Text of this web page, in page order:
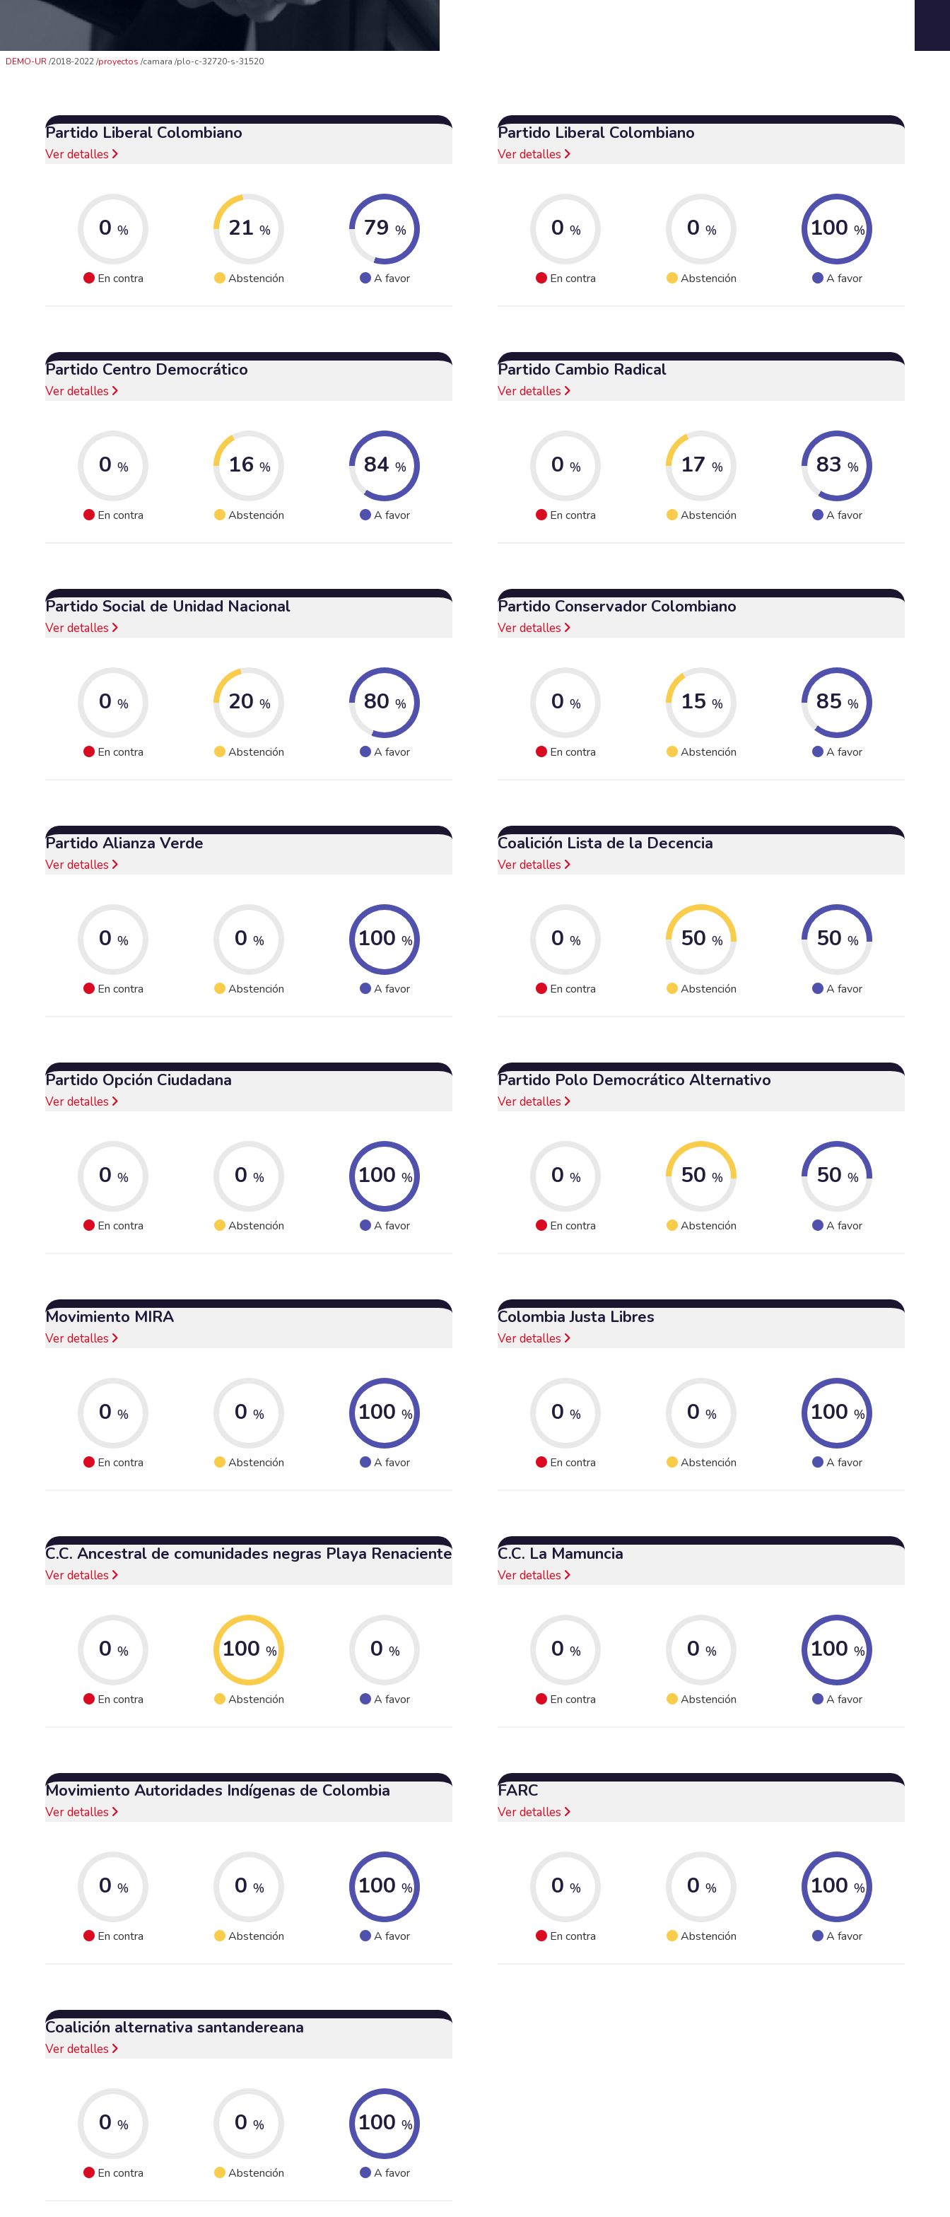
DEMO-UR 2018-2022 proyectos camara plo-c-32720-s-31520
Partido Liberal Colombiano
Ver detalles
0 %
En contra
21 %
Abstención
79 %
A favor
Partido Liberal Colombiano
Ver detalles
0 %
En contra
0 %
Abstención
100 %
A favor
Partido Centro Democrático
Ver detalles
0 %
En contra
16 %
Abstención
84 %
A favor
Partido Cambio Radical
Ver detalles
0 %
En contra
17 %
Abstención
83 %
A favor
Partido Social de Unidad Nacional
Ver detalles
0 %
En contra
20 %
Abstención
80 %
A favor
Partido Conservador Colombiano
Ver detalles
0 %
En contra
15 %
Abstención
85 %
A favor
Partido Alianza Verde
Ver detalles
0 %
En contra
0 %
Abstención
100 %
A favor
Coalición Lista de la Decencia
Ver detalles
0 %
En contra
50 %
Abstención
50 %
A favor
Partido Opción Ciudadana
Ver detalles
0 %
En contra
0 %
Abstención
100 %
A favor
Partido Polo Democrático Alternativo
Ver detalles
0 %
En contra
50 %
Abstención
50 %
A favor
Movimiento MIRA
Ver detalles
0 %
En contra
0 %
Abstención
100 %
A favor
Colombia Justa Libres
Ver detalles
0 %
En contra
0 %
Abstención
100 %
A favor
C.C. Ancestral de comunidades negras Playa Renaciente
Ver detalles
0 %
En contra
100 %
Abstención
0 %
A favor
C.C. La Mamuncia
Ver detalles
0 %
En contra
0 %
Abstención
100 %
A favor
Movimiento Autoridades Indígenas de Colombia
Ver detalles
0 %
En contra
0 %
Abstención
100 %
A favor
FARC
Ver detalles
0 %
En contra
0 %
Abstención
100 %
A favor
Coalición alternativa santandereana
Ver detalles
0 %
En contra
0 %
Abstención
100 %
A favor